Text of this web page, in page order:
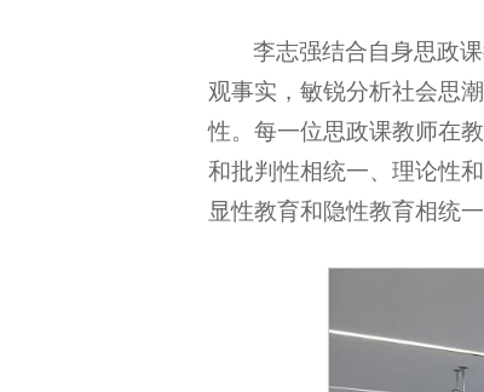
李志强结合自身思政
观事实，敏锐分析社会思
性。每一位思政课教师在
和批判性相统一、理论性
显性教育和隐性教育相统一